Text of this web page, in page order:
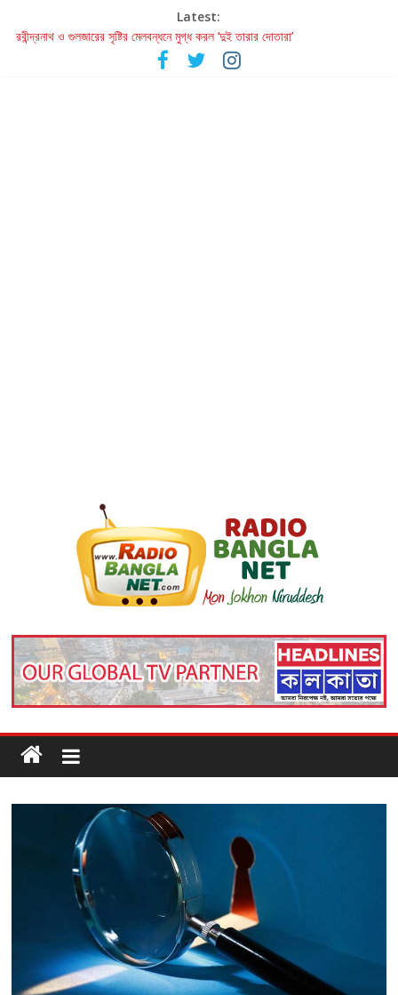
Latest:
হাওয়া বদলের টলিউডে ‘তুমি এলে তাই’
রবীন্দ্রনাথ ও গুলজারের সৃষ্টির মেলবন্ধনে মুগ্ধ করল ‘দুই তারার দোতারা’
কলের গান থেকে রীলস্ — বাঙালির গান শোনার বিবর্তনের গল্প